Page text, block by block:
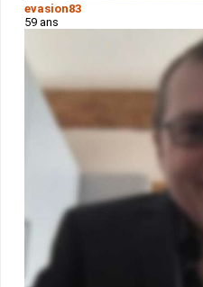
evasion83
59 ans